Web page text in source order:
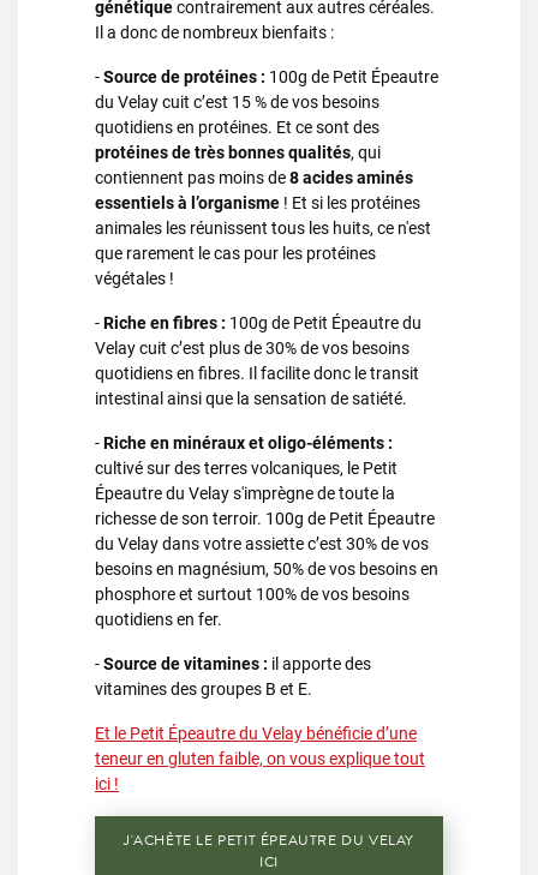
génétiquecontrairement aux autres céréales.
Il a donc de nombreux bienfaits :
-Source de protéines : 100g de Petit Épeautre
du Velay cuit c’est 15 % de vos besoins
quotidiens en protéines. Et ce sont des
protéines de très bonnes qualités, qui
contiennent pas moins de8 acides aminés
essentiels à l’organisme ! Et si les protéines
animales les réunissent tous les huits, ce n'est
que rarement le cas pour les protéines
végétales !
-Riche en fibres : 100g de Petit Épeautre du
Velay cuit c’est plus de 30% de vos besoins
quotidiens en fibres. Il facilite donc le transit
intestinal ainsi que la sensation de satiété.
-Riche en minéraux et oligo-éléments :
cultivé sur des terres volcaniques, le Petit
Épeautre du Velay s'imprègne de toute la
richesse de son terroir. 100g de Petit Épeautre
du Velay dans votre assiette c’est 30% de vos
besoins en magnésium, 50% de vos besoins en
phosphore et surtout 100% de vos besoins
quotidiens en fer.
-Source de vitamines : il apporte des
vitamines des groupes B et E.
Et le Petit Épeautre du Velay bénéficie d’une
teneur en gluten faible, on vous explique tout
ici !
J'ACHÈTE LE PETIT ÉPEAUTRE DU VELAY
ICI